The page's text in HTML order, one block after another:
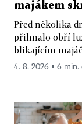
majákem
Před několika
přihnalo obří
blikajícím
4. 8. 2026 ▪ 6 min.